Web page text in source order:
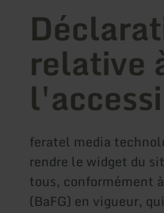
relative
feratel media
rendre le widget du
tous, conformément
(BaFG) en vigueur,